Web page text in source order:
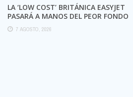
LA ‘LOW COST’ BRITÁNICA EASYJET
PASARÁ A MANOS DEL PEOR FONDO
POSIBLE:
7 AGOSTO, 2026